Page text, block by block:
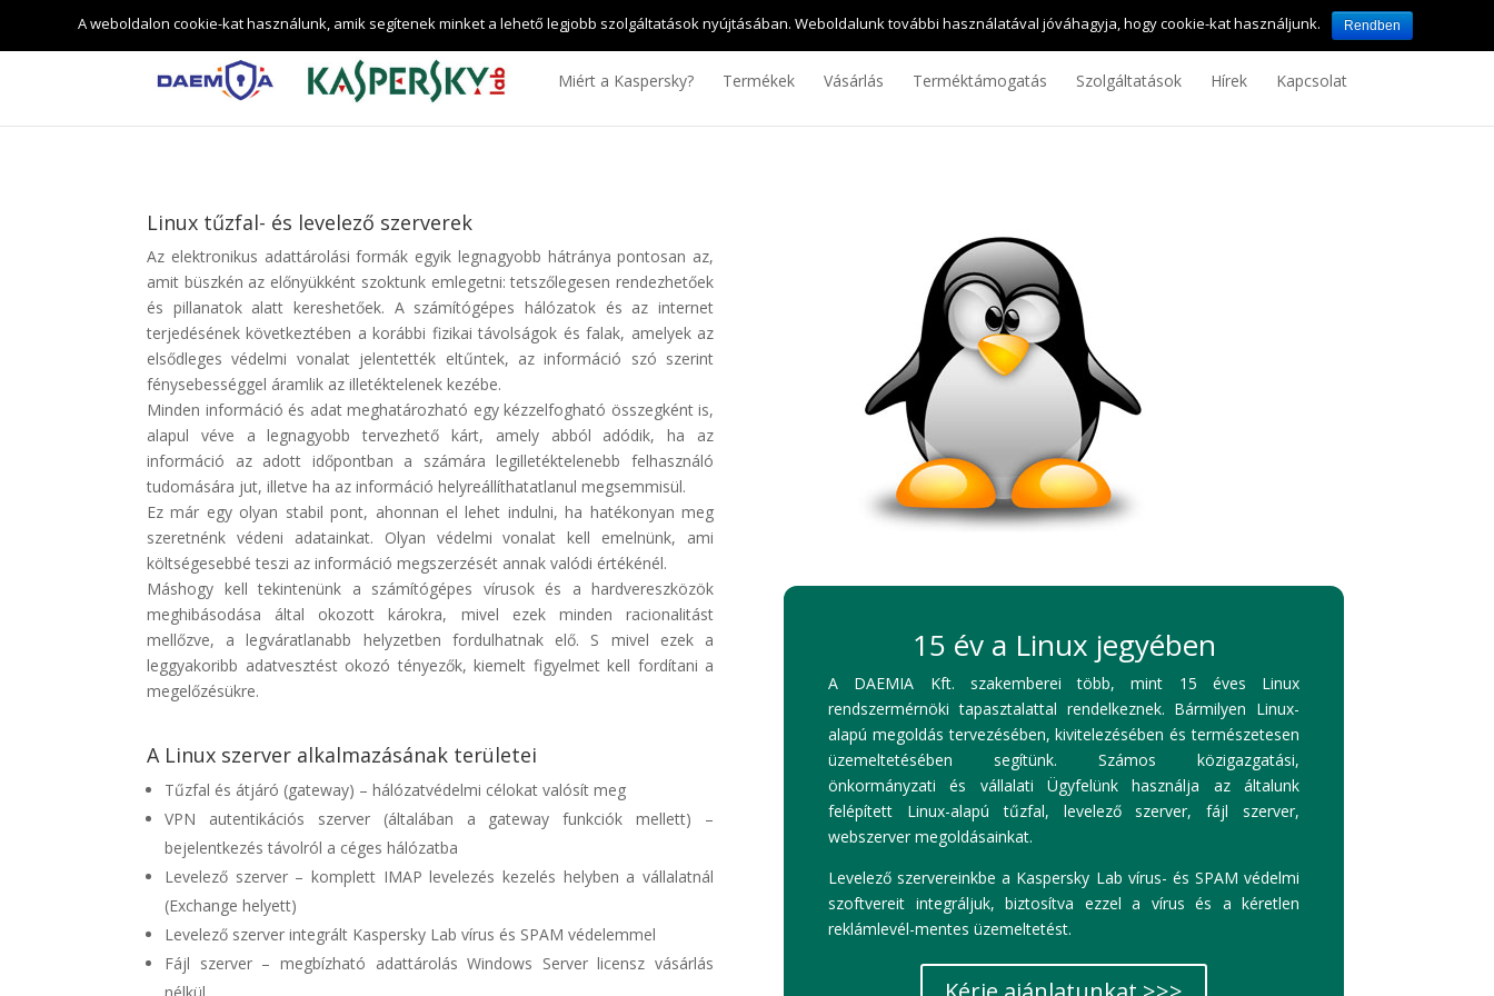
DAEMIA Információ-biztonságtechnikai és Tanácsadó Kft. +36 30 for KAV 0-24 (+36 30 4 528-024) kaspersky@daemia.hu 0 termék
Miért a Kaspersky? Termékek Vásárlás Terméktámogatás Szolgáltatások Hírek Kapcsolat
Linux tűzfal- és levelező szerverek
Az elektronikus adattárolási formák egyik legnagyobb hátránya pontosan az,
amit büszkén az előnyükként szoktunk emlegetni: tetszőlegesen rendezhetőek
és pillanatok alatt kereshetőek. A számítógépes hálózatok és az internet
terjedésének következtében a korábbi fizikai távolságok és falak, amelyek az
elsődleges védelmi vonalat jelentették eltűntek, az információ szó szerint
fénysebességgel áramlik az illetéktelenek kezébe.
Minden információ és adat meghatározható egy kézzelfogható összegként is,
alapul véve a legnagyobb tervezhető kárt, amely abból adódik, ha az
információ az adott időpontban a számára legilletéktelenebb felhasználó
tudomására jut, illetve ha az információ helyreállíthatatlanul megsemmisül.
Ez már egy olyan stabil pont, ahonnan el lehet indulni, ha hatékonyan meg
szeretnénk védeni adatainkat. Olyan védelmi vonalat kell emelnünk, ami
költségesebbé teszi az információ megszerzését annak valódi értékénél.
Máshogy kell tekintenünk a számítógépes vírusok és a hardvereszközök
meghibásodása által okozott károkra, mivel ezek minden racionalitást
mellőzve, a legváratlanabb helyzetben fordulhatnak elő. S mivel ezek a
leggyakoribb adatvesztést okozó tényezők, kiemelt figyelmet kell fordítani a
megelőzésükre.
A Linux szerver alkalmazásának területei
Tűzfal és átjáró (gateway) – hálózatvédelmi célokat valósít meg
VPN autentikációs szerver (általában a gateway funkciók mellett) –
bejelentkezés távolról a céges hálózatba
Levelező szerver – komplett IMAP levelezés kezelés helyben a vállalatnál
(Exchange helyett)
Levelező szerver integrált Kaspersky Lab vírus és SPAM védelemmel
Fájl szerver – megbízható adattárolás Windows Server licensz vásárlás
15 év a Linux jegyében
A DAEMIA Kft. szakemberei több, mint 15 éves Linux
rendszermérnöki tapasztalattal rendelkeznek. Bármilyen Linux-
alapú megoldás tervezésében, kivitelezésében és természetesen
üzemeltetésében segítünk. Számos közigazgatási,
önkormányzati és vállalati Ügyfelünk használja az általunk
felépített Linux-alapú tűzfal, levelező szerver, fájl szerver,
webszerver megoldásainkat.
Levelező szervereinkbe a Kaspersky Lab vírus- és SPAM védelmi
szoftvereit integráljuk, biztosítva ezzel a vírus és a kéretlen
reklámlevél-mentes üzemeltetést.
A weboldalon cookie-kat használunk, amik segítenek minket a lehető legjobb szolgáltatások nyújtásában. Weboldalunk további használatával jóváhagyja, hogy cookie-kat használjunk. Rendben